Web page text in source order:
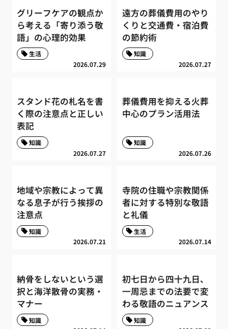
グリーフケアの観点か
ら考える「寄り添う敬
語」の心理的効果
2026.07.29
生活
遠方の葬儀費用のやり
くりと交通費・宿泊費
の節約術
2026.07.27
知識
スタンド花の札名を書
く際の注意点と正しい
表記
2026.07.27
知識
葬儀費用を抑える火葬
中心のプラン活用法
2026.07.26
知識
地域や宗教によって異
なる息子が行う挨拶の
注意点
2026.07.21
知識
寺院の住職や宗教関係
者に対する特別な敬語
と礼儀
2026.07.14
生活
納骨をしないという選
択と海洋散骨の実務・
マナー
知識
初七日から四十九日、
一周忌までの法要で変
わる敬語のニュアンス
知識